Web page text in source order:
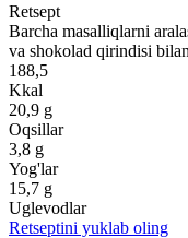
Retsept
Barcha masalliqlarni
va shokolad qirindisi
188,5
Kkal
20,9 g
Oqsillar
3,8 g
Yog'lar
15,7 g
Uglevodlar
Retseptini yuklab oling